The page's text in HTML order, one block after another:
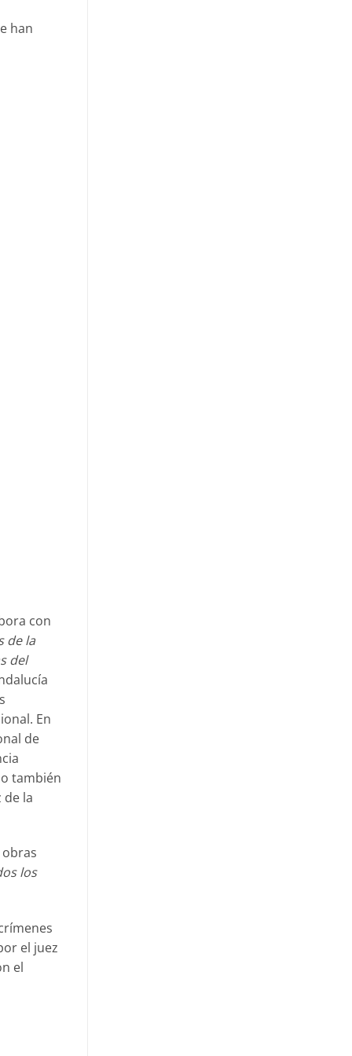
han
con
de la
del
En
de
también
de la
los
el juez
el